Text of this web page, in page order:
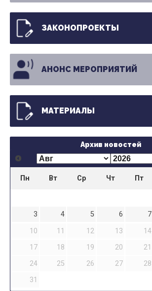
ЗАКОНОПРОЕКТЫ
АНОНС МЕРОПРИЯТИЙ
МАТЕРИАЛЫ
Архив новостей
Пн Вт Ср Чт Пт
3
4 5 6 7
10
11 12 13 14
17
18 19 20 21
24
25 26 27 28
31